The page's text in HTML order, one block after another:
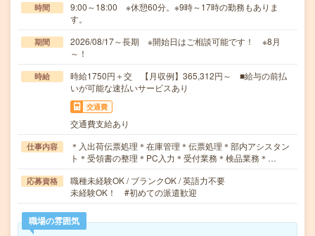
時間
9:00～18:00 ※休憩60分。※9時～17時の勤務もありま
す。
期間
2026/08/17～長期 ※開始日はご相談可能です！ ※8月
～！
時給
時給1750円＋交 【月収例】365,312円～ ■給与の前払
いが可能な速払いサービスあり
交通費
交通費支給あり
仕事内容
＊入出荷伝票処理＊在庫管理＊伝票処理＊部内アシスタン
ト＊受領書の整理＊PC入力＊受付業務＊検品業務＊…
応募資格
職種未経験OK / ブランクOK / 英語力不要
未経験OK！ #初めての派遣歓迎
職場の雰囲気